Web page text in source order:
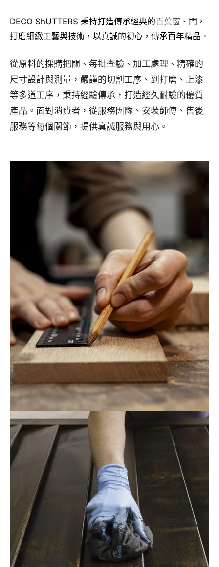
DECO ShUTTERS 秉持打造傳承經典的百葉窗 、門，
打磨細緻工藝與技術，以真誠的初心，傳承百年精品。
從原料的採購把關、每批查驗、加工處理、精確的
尺寸設計與測量，嚴謹的切割工序、到打磨、上漆
等多道工序，秉持經驗傳承，打造經久耐驗的優質
產品。面對消費者，從服務團隊、安裝師傅、售後
服務等每個關節，提供真誠服務與用心。